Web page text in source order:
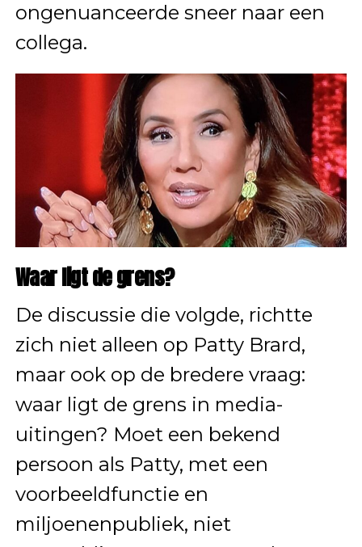
ongenuanceerde sneer naar een
collega.
Waar ligt de grens?
De discussie die volgde, richtte
zich niet alleen op Patty Brard,
maar ook op de bredere vraag:
waar ligt de grens in media-
uitingen? Moet een bekend
persoon als Patty, met een
voorbeeldfunctie en
miljoenenpubliek, niet